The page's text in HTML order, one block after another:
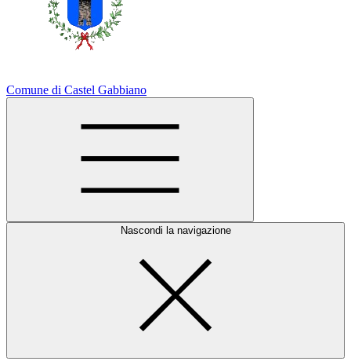
Comune di Castel Gabbiano
Nascondi la navigazione